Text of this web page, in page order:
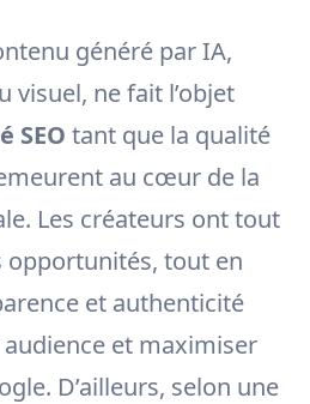
généré par IA,
visuel, ne fait l’objet
SEO tant que la qualité
au cœur de la
Les créateurs ont tout
opportunités, tout en
et authenticité
et maximiser
D’ailleurs, selon une